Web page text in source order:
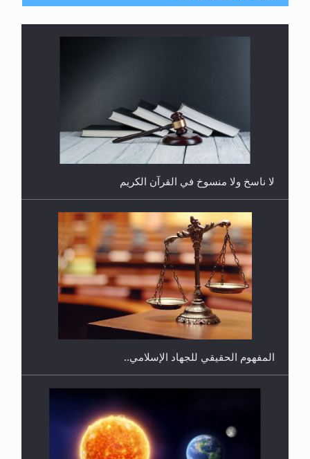
هل يُحسب حول الزكاة وفق السنة الميلادية أو الهجرية؟
هل يجوز فتح مشروع كوافير نسائي للمحجبات وغير
المحجبات؟
لا ناسخ ولا منسوخ في القرآن الكريم
المفهوم الحقيقي للجهاد الإسلامي..